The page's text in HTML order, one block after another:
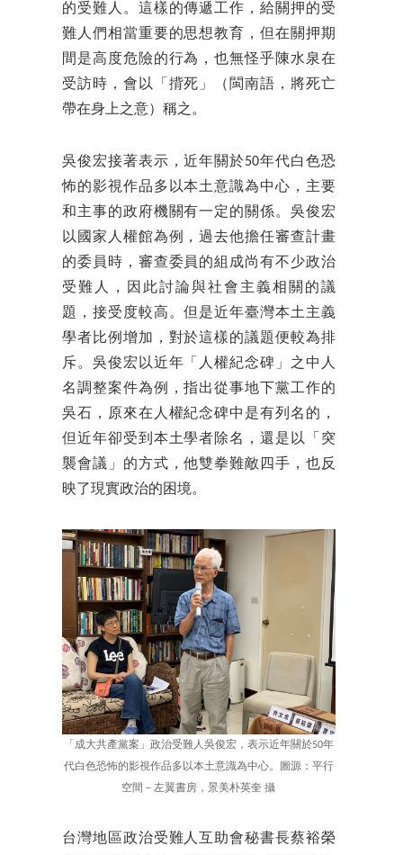
的受難人。這樣的傳遞工作，給關押的受
難人們相當重要的思想教育，但在關押期
間是高度危險的行為，也無怪乎陳水泉在
受訪時，會以「揹死」（閩南語，將死亡
帶在身上之意）稱之。
吳俊宏接著表示，近年關於50年代白色恐
怖的影視作品多以本土意識為中心，主要
和主事的政府機關有一定的關係。吳俊宏
以國家人權館為例，過去他擔任審查計畫
的委員時，審查委員的組成尚有不少政治
受難人，因此討論與社會主義相關的議
題，接受度較高。但是近年臺灣本土主義
學者比例增加，對於這樣的議題便較為排
斥。吳俊宏以近年「人權紀念碑」之中人
名調整案件為例，指出從事地下黨工作的
吳石，原來在人權紀念碑中是有列名的，
但近年卻受到本土學者除名，還是以「突
襲會議」的方式，他雙拳難敵四手，也反
映了現實政治的困境。
「成大共產黨案」政治受難人吳俊宏，表示近年關於50年
代白色恐怖的影視作品多以本土意識為中心。圖源：平行
空間－左翼書房，景美朴英奎 攝
台灣地區政治受難人互助會秘書長蔡裕榮